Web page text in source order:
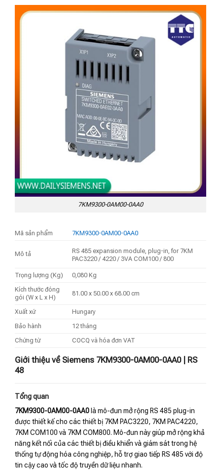
7KM9300-0AM00-0AA0
Mã sản phẩm 7KM9300-0AM00-0AA0
Mô tả
RS 485 expansion module, plug-in, for 7KM
PAC3220 / 4220 / 3VA COM100 / 800
Trọng lượng (Kg)
0,080 Kg
Kích thước đóng
gói (W x L x H)
81.00 x 50.00 x 68.00 cm
Xuất xứ
Hungary
Bảo hành
12 tháng
Chứng từ
COCQ và hóa đơn VAT
Giới thiệu về Siemens 7KM9300-0AM00-0AA0 | RS
48
Tổng quan
7KM9300-0AM00-0AA0 là mô-đun mở rộng RS 485 plug-in
được thiết kế cho các thiết bị 7KM PAC3220, 7KM PAC4220,
7KM COM100 và 7KM COM800. Mô-đun này giúp mở rộng khả
năng kết nối của các thiết bị điều khiển và giám sát trong hệ
thống tự động hóa công nghiệp, hỗ trợ giao tiếp RS 485 với độ
tin cậy cao và tốc độ truyền dữ liệu nhanh.